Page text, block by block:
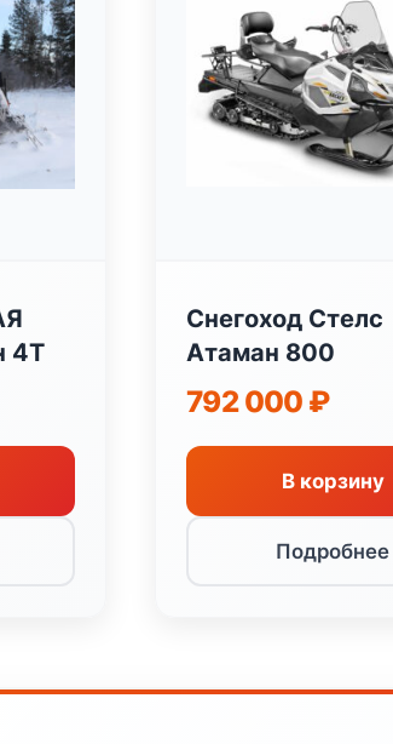
4Т
Снегоход Стелс
Атаман 800
792 000 ₽
В корзину
Подробнее